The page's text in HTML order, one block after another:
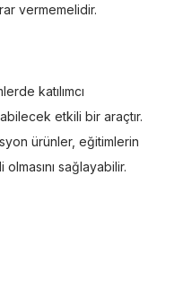
vermemelidir.
katılımcı
etkili bir araçtır.
ürünler, eğitimlerin
sağlayabilir.